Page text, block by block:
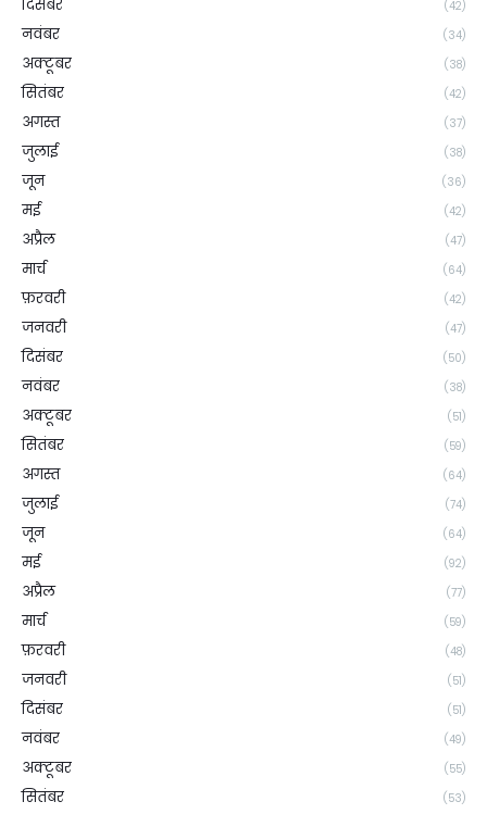
दिसंबर (42)
नवंबर (34)
अक्टूबर (38)
सितंबर (42)
अगस्त (37)
जुलाई (38)
जून (36)
मई (42)
अप्रैल (47)
मार्च (64)
फ़रवरी (42)
जनवरी (47)
दिसंबर (50)
नवंबर (38)
अक्टूबर (51)
सितंबर (59)
अगस्त (64)
जुलाई (74)
जून (64)
मई (92)
अप्रैल (77)
मार्च (59)
फ़रवरी (48)
जनवरी (51)
दिसंबर (51)
नवंबर (49)
अक्टूबर (55)
सितंबर (53)